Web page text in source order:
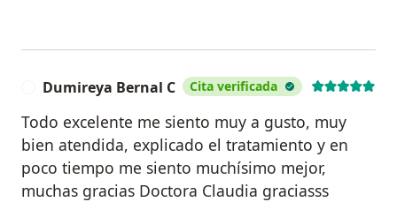
Dumireya Bernal C Cita verificada
Todo excelente me siento muy a gusto, muy
bien atendida, explicado el tratamiento y en
poco tiempo me siento muchísimo mejor,
muchas gracias Doctora Claudia graciasss